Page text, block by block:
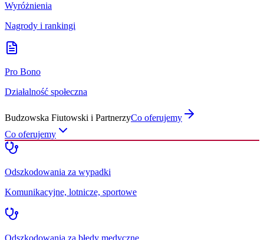
Wyróżnienia
Nagrody i rankingi
Pro Bono
Działalność społeczna
Budzowska Fiutowski i PartnerzyCo oferujemy
Co oferujemy
Odszkodowania za wypadki
Komunikacyjne, lotnicze, sportowe
Odszkodowania za błędy medyczne